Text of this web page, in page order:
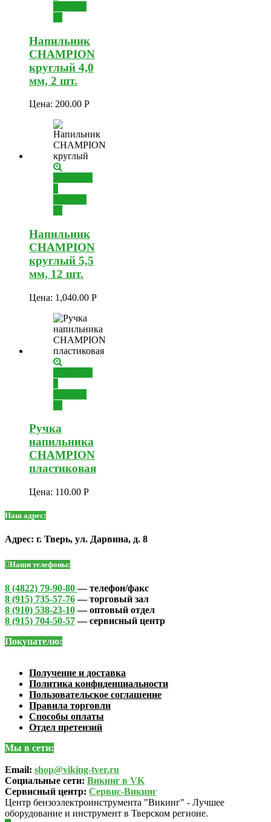
Напильник
CHAMPION
круглый 4,0
мм, 2 шт.
Цена: 200.00 Р
Напильник
CHAMPION
круглый 5,5
мм, 12 шт.
Цена: 1,040.00 Р
Ручка
напильника
CHAMPION
пластиковая
Цена: 110.00 Р
Наш адрес:
Адрес: г. Тверь, ул. Дарвина, д. 8
Наши телефоны:
8 (4822) 79-90-80— телефон/факс
8 (915) 735-57-76— торговый зал
8 (910) 538-23-10— оптовый отдел
8 (915) 704-50-57— сервисный центр
Покупателю:
Получение и доставка
Политика конфиденциальности
Пользовательское соглашение
Правила торговли
Способы оплаты
Отдел претензий
Мы в сети:
Email: shop@viking-tver.ru
Социальные сети: Викинг в VK
Сервисный центр: Сервис-Викинг
Центр бензоэлектроинструмента "Викинг" - Лучшее
оборудование и инструмент в Тверском регионе.